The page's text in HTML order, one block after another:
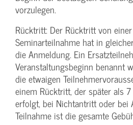
vorzulegen.
Rücktritt: Der Rücktritt von
Seminarteilnahme hat in
die Anmeldung. Ein
Veranstaltungs­beginn benannt
die etwaigen
einem Rücktritt, der später als
erfolgt, bei Nichtantritt oder bei
Teilnahme ist die gesamte